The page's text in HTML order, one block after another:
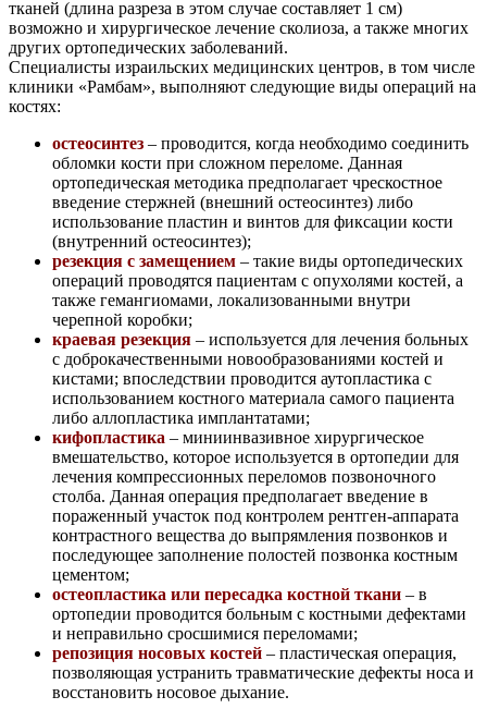
тканей (длина разреза в этом случае составляет 1 см)
возможно и хирургическое лечение сколиоза, а также многих
других ортопедических заболеваний.
Специалисты израильских медицинских центров, в том числе
клиники «Рамбам», выполняют следующие виды операций на
костях:
остеосинтез – проводится, когда необходимо соединить
обломки кости при сложном переломе. Данная
ортопедическая методика предполагает чрескостное
введение стержней (внешний остеосинтез) либо
использование пластин и винтов для фиксации кости
(внутренний остеосинтез);
резекция с замещением – такие виды ортопедических
операций проводятся пациентам с опухолями костей, а
также гемангиомами, локализованными внутри
черепной коробки;
краевая резекция – используется для лечения больных
с доброкачественными новообразованиями костей и
кистами; впоследствии проводится аутопластика с
использованием костного материала самого пациента
либо аллопластика имплантатами;
кифопластика – миниинвазивное хирургическое
вмешательство, которое используется в ортопедии для
лечения компрессионных переломов позвоночного
столба. Данная операция предполагает введение в
пораженный участок под контролем рентген-аппарата
контрастного вещества до выпрямления позвонков и
последующее заполнение полостей позвонка костным
цементом;
остеопластика или пересадка костной ткани – в
ортопедии проводится больным с костными дефектами
и неправильно сросшимися переломами;
репозиция носовых костей – пластическая операция,
позволяющая устранить травматические дефекты носа и
восстановить носовое дыхание.